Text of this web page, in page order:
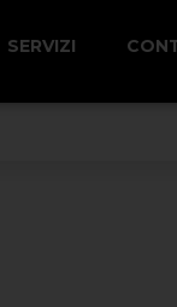
SERVIZI